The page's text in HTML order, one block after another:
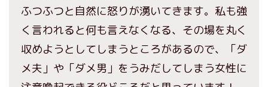
ふつふつと自然に怒りが湧いてきます。私も強
く言われると何も言えなくなる、その場を丸く
収めようとしてしまうところがあるので、「ダ
メ夫」や「ダメ男」をうみだしてしまう女性に